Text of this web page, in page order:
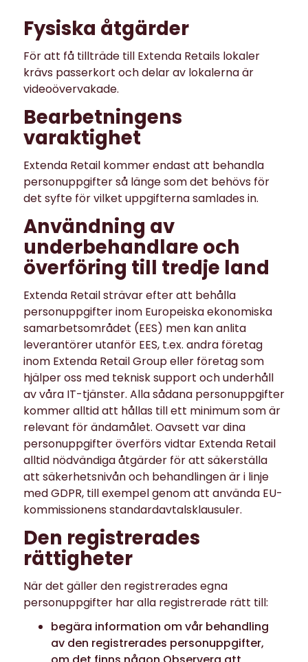
Fysiska åtgärder
För att få tillträde till Extenda Retails lokaler
krävs passerkort och delar av lokalerna är
videoövervakade.
Bearbetningens
varaktighet
Extenda Retail kommer endast att behandla
personuppgifter så länge som det behövs för
det syfte för vilket uppgifterna samlades in.
Användning av
underbehandlare och
överföring till tredje land
Extenda Retail strävar efter att behålla
personuppgifter inom Europeiska ekonomiska
samarbetsområdet (EES) men kan anlita
leverantörer utanför EES, t.ex. andra företag
inom Extenda Retail Group eller företag som
hjälper oss med teknisk support och underhåll
av våra IT-tjänster. Alla sådana personuppgifter
kommer alltid att hållas till ett minimum som är
relevant för ändamålet. Oavsett var dina
personuppgifter överförs vidtar Extenda Retail
alltid nödvändiga åtgärder för att säkerställa
att säkerhetsnivån och behandlingen är i linje
med GDPR, till exempel genom att använda EU-
kommissionens standardavtalsklausuler.
Den registrerades
rättigheter
När det gäller den registrerades egna
personuppgifter har alla registrerade rätt till:
begära information om vår behandling
av den registrerades personuppgifter,